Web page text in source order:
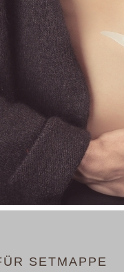
SETMAPPE